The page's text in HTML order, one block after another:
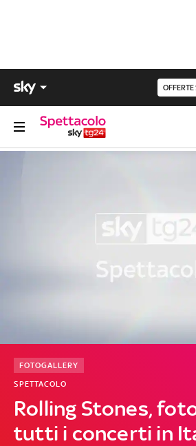
Rolling Stones,
tutti i concerti in
SPETTACOLO
FOTOGALLERY